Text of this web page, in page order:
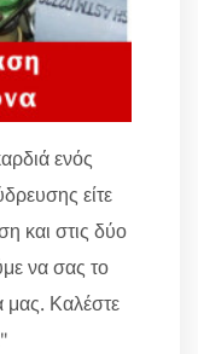
ενός
είτε
και στις δύο
να σας το
μας. Καλέστε